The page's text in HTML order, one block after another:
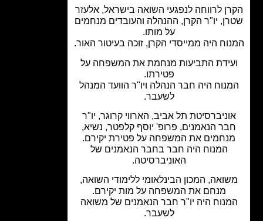
לרווחה לנפגעי השואה בישראל, אלעזר
יו"ר הקרן, ההנהלה והעובדים מנחמים
על מותו.
היה ממייסדי הקרן, זוכה בעיטור האור.
התביעות מנחמת את המשפחה על
היה חבר הנהלה ויו"ר הוועד המנהל
לשעבר.
תל אביב, הארווי קרוגר, יו"ר
הנאמנים, פרופ' יוסף קלפטר, נשיא,
את המשפחה על פטירת יקירם.
המנוח היה חבר בחבר הנאמנים של
האוניברסיטה.
המכון הבינלאומי ללימודי השואה,
מנחם את המשפחה על מות יקירם.
היה יו"ר חבר הנאמנים של משואה
לשעבר.